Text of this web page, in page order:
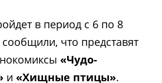
в период с 6 по 8
что представят
«Чудо-
и «Хищные птицы».